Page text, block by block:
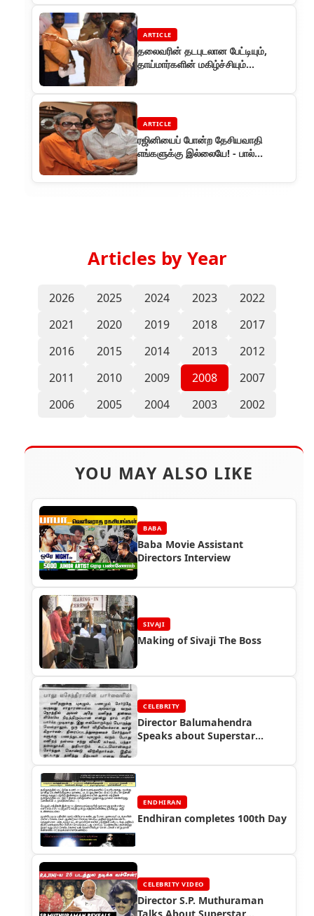
ARTICLE
தலைவரின் தடபுடலான பேட்டியும்,
தாய்மார்களின் மகிழ்ச்சியும்...
ARTICLE
ரஜினியைப் போன்ற தேசியவாதி
எங்களுக்கு இல்லையே! - பால்
Articles by Year
2026 2025 2024 2023
2022
2021
2020 2019 2018
2017
2016
2015 2014 2013
2012
2011
2010 2009 2008
2007
2006
2005 2004 2003 2002
YOU MAY ALSO LIKE
BABA
Baba Movie Assistant
Directors Interview
SIVAJI
Making of Sivaji The Boss
CELEBRITY
Director Balumahendra
Speaks about Superstar
ENDHIRAN
Endhiran completes 100th Day
CELEBRITY VIDEO
Director S.P. Muthuraman